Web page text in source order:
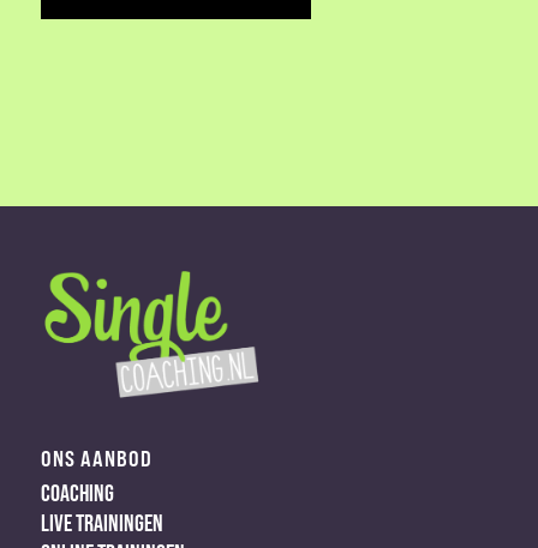
ONS AANBOD
COACHING
LIVE TRAININGEN